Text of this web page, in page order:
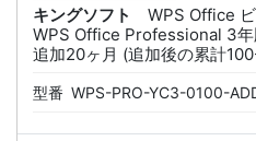
キングソフト
WPS Office
WPS Office Professional 3
追加20ヶ月 (追加後の累計
型番 WPS-PRO-YC3-0100-